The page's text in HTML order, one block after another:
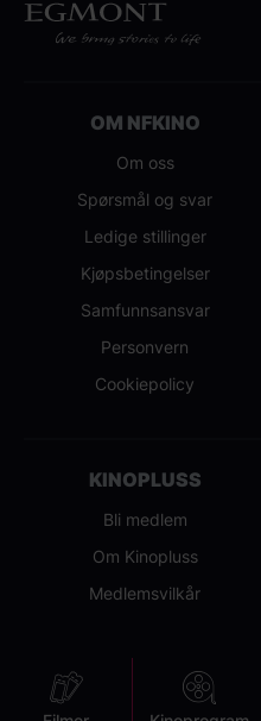
OM NFKINO
Om oss
Spørsmål og svar
Ledige stillinger
Kjøpsbetingelser
Samfunnsansvar
Personvern
Cookiepolicy
KINOPLUSS
Bli medlem
Om Kinopluss
Medlemsvilkår